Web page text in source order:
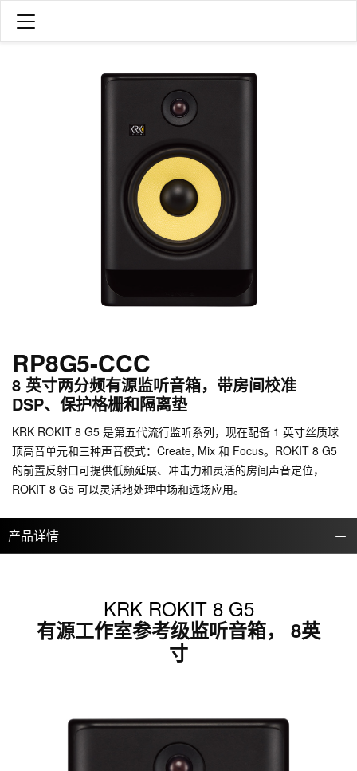
RP8G5-CCC
8 英寸两分频有源监听音箱，带房间校准
DSP、保护格栅和隔离垫
KRK ROKIT 8 G5 是第五代流行监听系列，现在配备 1 英寸丝质球
顶高音单元和三种声音模式：Create, Mix 和 Focus。ROKIT 8 G5
的前置反射口可提供低频延展、冲击力和灵活的房间声音定位，
ROKIT 8 G5 可以灵活地处理中场和远场应用。
产品详情
KRK ROKIT 8 G5
有源工作室参考级监听音箱， 8英
寸